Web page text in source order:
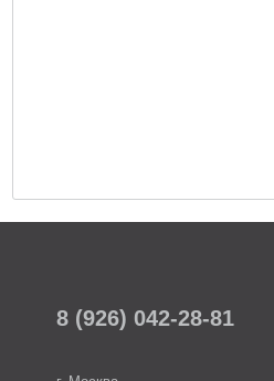
8 (926) 042-28-81